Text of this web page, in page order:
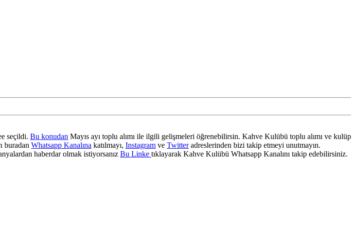
seçildi. Bu konudan Mayıs ayı toplu alımı ile ilgili gelişmeleri öğrenebilirsin. Kahve Kulübü toplu alımı ve kulüp
buradan Whatsapp Kanalına katılmayı, Instagram ve Twitteradreslerinden bizi takip etmeyi unutmayın.
haberdar olmak istiyorsanız Bu Linke tıklayarak Kahve Kulübü Whatsapp Kanalını takip edebilirsiniz.